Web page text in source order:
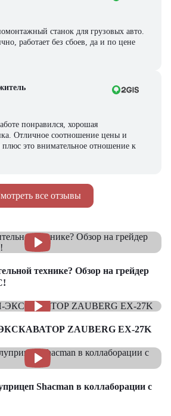
все отзывы
станок для грузовых авто.
работает без сбоев, да и по цене
понравился, хорошая
Отличное соотношение цены и
плюс это внимательное отношение к
технике? Обзор на грейдер
ZAUBERG EX-27K
Shacman в коллаборации с